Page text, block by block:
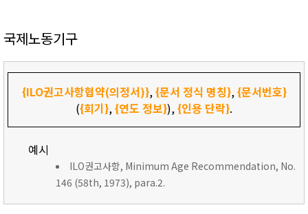
국제노동기구
{ILO권고사항협약(의정서)},{문서 정식 명칭},{문서번호}
({회기},{연도 정보}),{인용 단락}.
예시
ILO권고사항, Minimum Age Recommendation, No.
146 (58th, 1973), para.2.